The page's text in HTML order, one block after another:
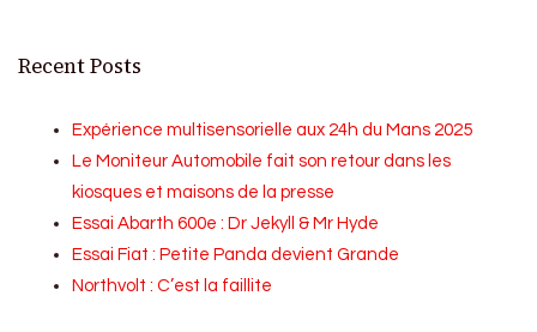
Recent Posts
Expérience multisensorielle aux 24h du Mans 2025
Le Moniteur Automobile fait son retour dans les
kiosques et maisons de la presse
Essai Abarth 600e : Dr Jekyll & Mr Hyde
Essai Fiat : Petite Panda devient Grande
Northvolt : C’est la faillite